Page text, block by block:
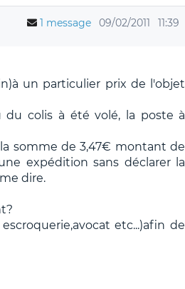
1 message 09/02/2011 11:39
un particulier prix de l'objet
du colis à été volé, la poste à
somme de 3,47€ montant de
expédition sans déclarer la
dire.
etc...)afin de